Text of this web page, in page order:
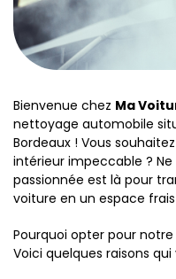
Bienvenue chez Ma
nettoyage automobile
Bordeaux ! Vous
intérieur impeccable ?
passionnée est là pour
voiture en un espace
Pourquoi opter pour
Voici quelques raisons